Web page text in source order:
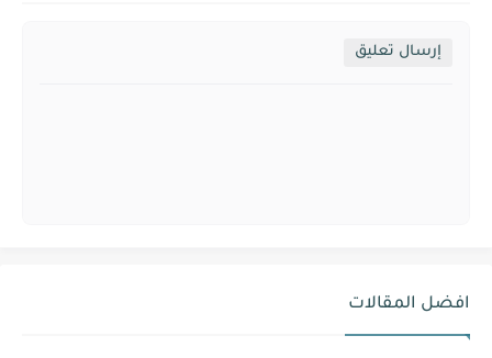
إرسال تعليق
افضل المقالات